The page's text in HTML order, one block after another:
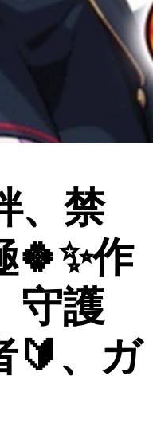
、禁
🍀✨作
守護
🔰、ガ